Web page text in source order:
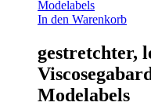
In den Warenkorb
gestretchter,
Modelabels